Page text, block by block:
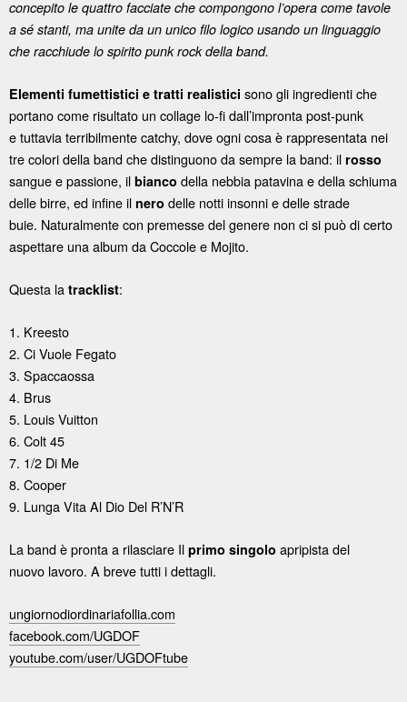
concepito le quattro facciate che compongono l’opera come tavole
a sé stanti, ma unite da un unico filo logico usando un linguaggio
che racchiude lo spirito punk rock della band.
Elementi fumettistici e tratti realistici sono gli ingredienti che
portano come risultato un collage lo-fi dall’impronta post-punk
e tuttavia terribilmente catchy, dove ogni cosa è rappresentata nei
tre colori della band che distinguono da sempre la band: il rosso
sangue e passione, il bianco della nebbia patavina e della schiuma
delle birre, ed infine il nero delle notti insonni e delle strade
buie. Naturalmente con premesse del genere non ci si può di certo
aspettare una album da Coccole e Mojito.
Questa la tracklist:
1. Kreesto
2. Ci Vuole Fegato
3. Spaccaossa
4. Brus
5. Louis Vuitton
6. Colt 45
7. 1/2 Di Me
8. Cooper
9. Lunga Vita Al Dio Del R’N’R
La band è pronta a rilasciare Il primo singolo apripista del
nuovo lavoro. Abreve tutti i dettagli.
ungiornodiordinariafollia.com
facebook.com/UGDOF
youtube.com/user/UGDOFtube